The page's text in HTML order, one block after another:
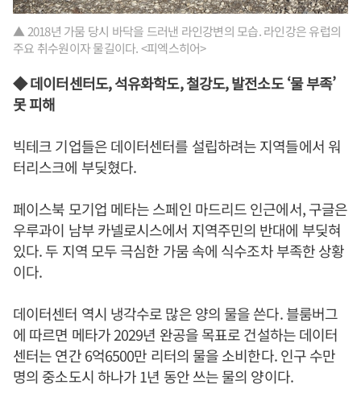
▲ 2018년 가뭄 당시 바닥을 드러낸 라인강변의 모습. 라인강은 유럽의
주요 취수원이자 물길이다. <피엑스히어>
◆ 데이터센터도, 석유화학도, 철강도, 발전소도 ‘물 부족’
못 피해
빅테크 기업들은 데이터센터를 설립하려는 지역들에서 워
터리스크에 부딪혔다.
페이스북 모기업 메타는 스페인 마드리드 인근에서, 구글은
우루과이 남부 카넬로시스에서 지역주민의 반대에 부딪혀
있다. 두 지역 모두 극심한 가뭄 속에 식수조차 부족한 상황
이다.
데이터센터 역시 냉각수로 많은 양의 물을 쓴다. 블룸버그
에 따르면 메타가 2029년 완공을 목표로 건설하는 데이터
센터는 연간 6억6500만 리터의 물을 소비한다. 인구 수만
명의 중소도시 하나가 1년 동안 쓰는 물의 양이다.